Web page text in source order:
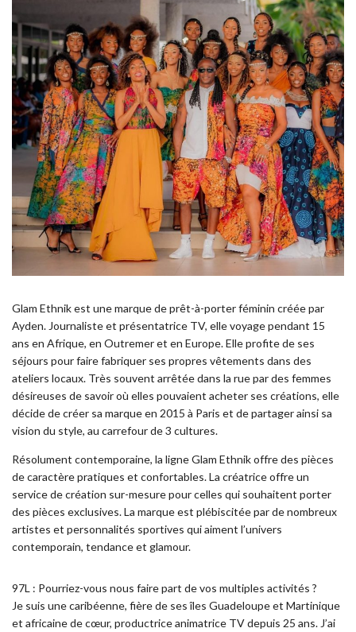
Glam Ethnik est une marque de prêt-à-porter féminin créée par
Ayden. Journaliste et présentatrice TV, elle voyage pendant 15
ans en Afrique, en Outremer et en Europe. Elle profite de ses
séjours pour faire fabriquer ses propres vêtements dans des
ateliers locaux. Très souvent arrêtée dans la rue par des femmes
désireuses de savoir où elles pouvaient acheter ses créations, elle
décide de créer sa marque en 2015 à Paris et de partager ainsi sa
vision du style, au carrefour de 3 cultures.
Résolument contemporaine, la ligne Glam Ethnik offre des pièces
de caractère pratiques et confortables. La créatrice offre un
service de création sur-mesure pour celles qui souhaitent porter
des pièces exclusives. La marque est plébiscitée par de nombreux
artistes et personnalités sportives qui aiment l’univers
contemporain, tendance et glamour.
97L : Pourriez-vous nous faire part de vos multiples activités ?
Je suis une caribéenne, fière de ses îles Guadeloupe et Martinique
et africaine de cœur, productrice animatrice TV depuis 25 ans. J’ai